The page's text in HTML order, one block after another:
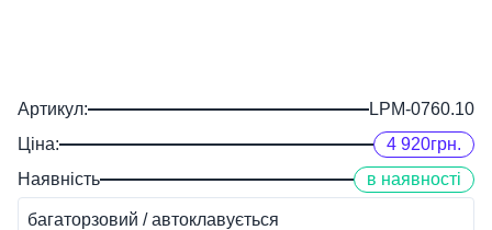
Артикул:
LPM-0760.10
Ціна:
4 920грн.
Наявність
в наявності
багаторзовий / автоклавується